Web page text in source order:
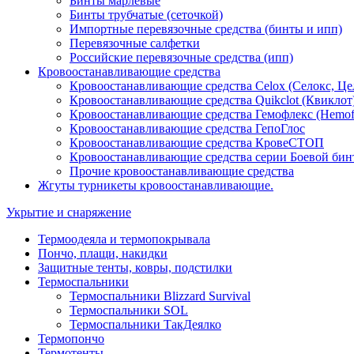
Бинты трубчатые (сеточкой)
Импортные перевязочные средства (бинты и ипп)
Перевязочные салфетки
Российские перевязочные средства (ипп)
Кровоостанавливающие средства
Кровоостанавливающие средства Celox (Селокс,
Кровоостанавливающие средства Quikclot
Кровоостанавливающие средства Гемофлекс
Кровоостанавливающие средства ГепоГлос
Кровоостанавливающие средства КровеСТОП
Кровоостанавливающие средства серии Боевой
Прочие кровоостанавливающие средства
Жгуты турникеты кровоостанавливающие.
Укрытие и снаряжение
Термоодеяла и термопокрывала
Пончо, плащи, накидки
Защитные тенты, ковры, подстилки
Термоспальники
Термоспальники Blizzard Survival
Термоспальники SOL
Термоспальники ТакДеялко
Термопончо